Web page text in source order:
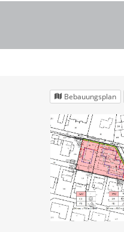
Bebauungsplan